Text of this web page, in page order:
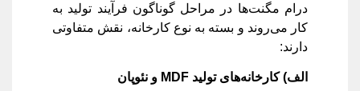
درام مگنت‌ها در مراحل گوناگون فرآیند تولید به
کار می‌روند و بسته به نوع کارخانه، نقش متفاوتی
دارند:
الف) کارخانه‌های تولید و نئوپان